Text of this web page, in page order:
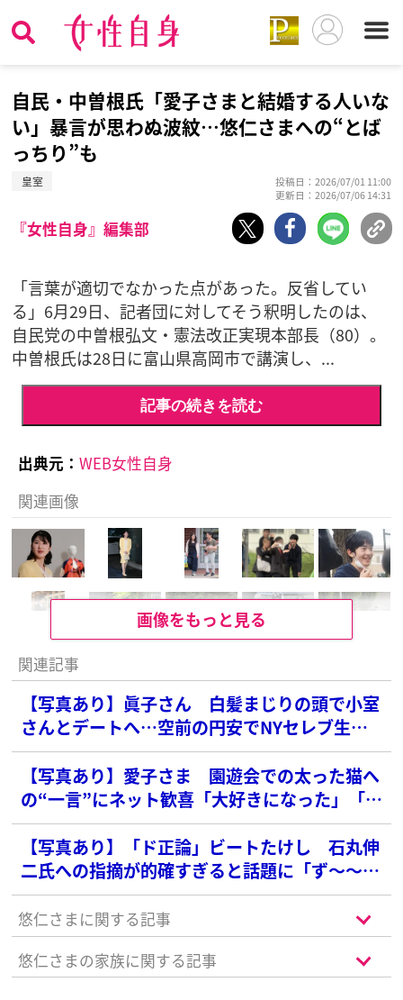
自民・中曽根氏「愛子さまと結婚する人いな
い」暴言が思わぬ波紋…悠仁さまへの“とば
っちり”も
皇室
投稿日：2026/07/01 11:00
更新日：2026/07/06 14:31
『女性自身』編集部
「言葉が適切でなかった点があった。反省してい
る」6月29日、記者団に対してそう釈明したのは、
自民党の中曽根弘文・憲法改正実現本部長（80）。
中曽根氏は28日に富山県高岡市で講演し、...
記事の続きを読む
出典元： WEB女性自身
関連画像
画像をもっと見る
関連記事
【写真あり】眞子さん 白髪まじりの頭で小室
さんとデートへ…空前の円安でNYセレブ生活
に危機
【写真あり】愛子さま 園遊会での太った猫へ
の“一言”にネット歓喜「大好きになった」「こ
の言い回し凄くいい」
【写真あり】「ド正論」ビートたけし 石丸伸
二氏への指摘が的確すぎると話題に「ず〜〜っ
と石丸さんに思ってたのがまさにコレ」
悠仁さまに関する記事
悠仁さまの家族に関する記事